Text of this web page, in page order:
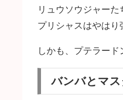
リュウソウジャー
プリシャスはやはり
しかも、プテラー
バンバとマ